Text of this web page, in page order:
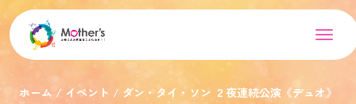
ホーム イベント ダン・タイ・ソン ２夜連続公演《デュオ》